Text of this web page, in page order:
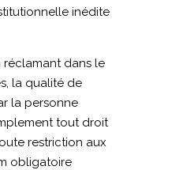
inédite
réclamant dans le
la qualité de
la personne
tout droit
restriction aux
obligatoire